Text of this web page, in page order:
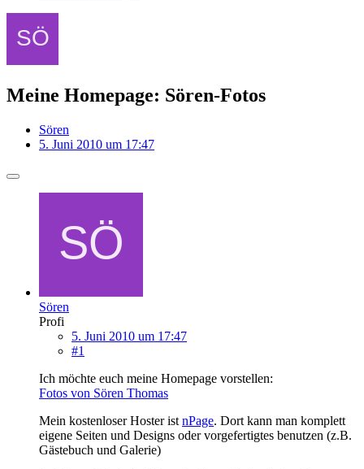
Meine Homepage: Sören-Fotos
Sören
5. Juni 2010 um 17:47
Sören
Profi
5. Juni 2010 um 17:47
#1
Ich möchte euch meine Homepage vorstellen:
Fotos von Sören Thomas
Mein kostenloser Hoster ist nPage. Dort kann man komplett
eigene Seiten und Designs oder vorgefertigtes benutzen (z.B.
Gästebuch und Galerie)